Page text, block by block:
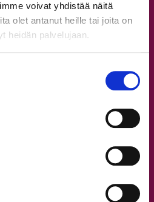
voivat yhdistää näitä
olet antanut heille tai joita on
heidän palvelujaan.